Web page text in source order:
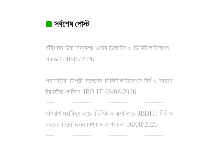
সর্বশেষ পোস্ট
বাঁইগাছা উচ্চ বিদ্যালয় ওয়েব ডিজাইন ও ডিজিটালাইজেশন
প্রজেক্ট 08/08/2026
পচামাড়িয়া ডিগ্রী কলেজের ডিজিটালাইজেশনে দীর্ঘ ৬ বছরের
ট্রাস্টেড পার্টনার JBD IT 06/08/2026
দামনাশ মহাবিদ্যালয়ের ডিজিটাল রূপান্তরে JBDIT: দীর্ঘ ৭
বছরের নিরবচ্ছিন্ন বিশ্বাস ও পথচলা 06/08/2026